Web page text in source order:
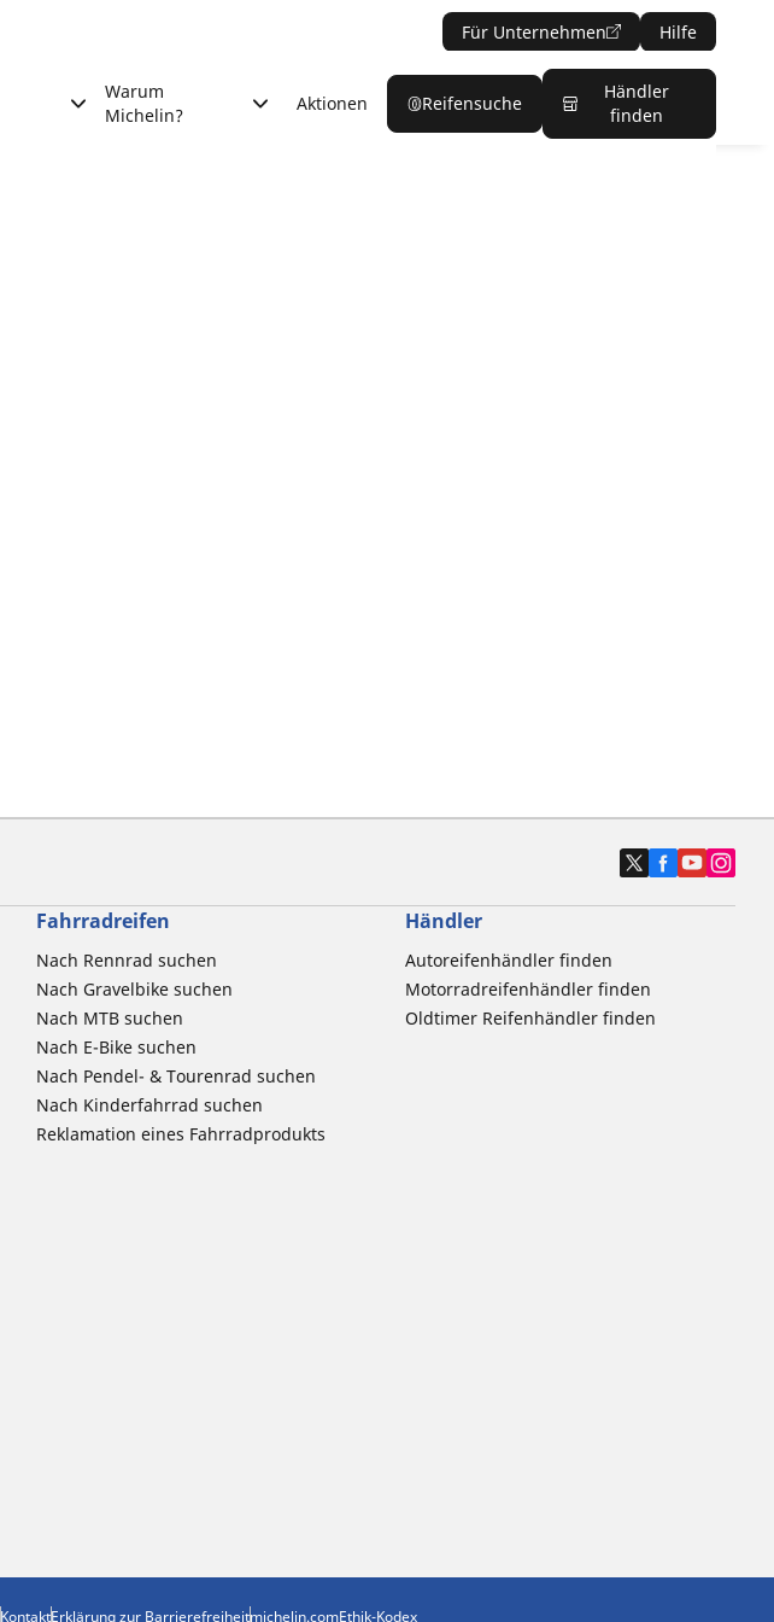
Für Unternehmen Hilfe
Warum
Michelin?
Aktionen Reifensuche
Händler
finden
Fahrradreifen
Nach Rennrad suchen
Nach Gravelbike suchen
Nach MTB suchen
Nach E-Bike suchen
Nach Pendel- & Tourenrad suchen
Nach Kinderfahrrad suchen
Reklamation eines Fahrradprodukts
Händler
Autoreifenhändler finden
Motorradreifenhändler finden
Oldtimer Reifenhändler finden
KontaktErklärung zur Barrierefreiheitmichelin.comEthik-Kodex